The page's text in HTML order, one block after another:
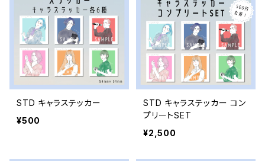
STD キャラステッカー
¥500
STD キャラステッカー コン
プリートSET
¥2,500